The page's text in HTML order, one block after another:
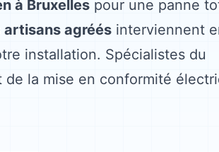
à Bruxelles pour une panne
artisans agréés interviennent
installation. Spécialistes du
de la mise en conformité